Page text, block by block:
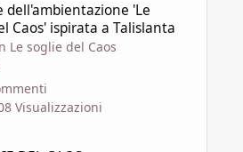
dell'ambientazione 'Le
Caos' ispirata a Talislanta
Le soglie del Caos
Visualizzazioni